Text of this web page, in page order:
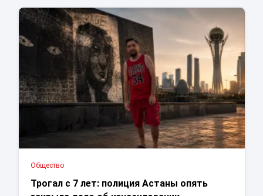
Общество
Трогал с 7 лет: полиция Астаны опять